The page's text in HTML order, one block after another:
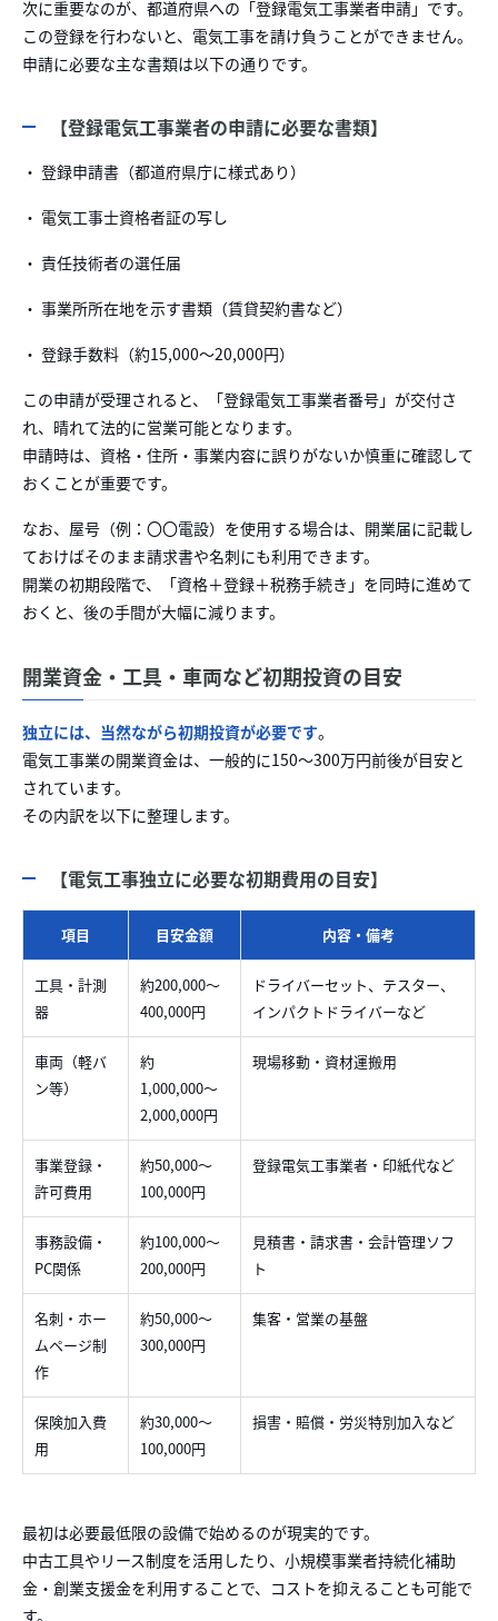
次に重要なのが、都道府県への「登録電気工事業者申請」です。
この登録を行わないと、電気工事を請け負うことができません。
申請に必要な主な書類は以下の通りです。
【登録電気工事業者の申請に必要な書類】
・ 登録申請書（都道府県庁に様式あり）
・ 電気工事士資格者証の写し
・ 責任技術者の選任届
・ 事業所所在地を示す書類（賃貸契約書など）
・ 登録手数料（約15,000〜20,000円）
この申請が受理されると、「登録電気工事業者番号」が交付さ
れ、晴れて法的に営業可能となります。
申請時は、資格・住所・事業内容に誤りがないか慎重に確認して
おくことが重要です。
なお、屋号（例：〇〇電設）を使用する場合は、開業届に記載し
ておけばそのまま請求書や名刺にも利用できます。
開業の初期段階で、「資格＋登録＋税務手続き」を同時に進めて
おくと、後の手間が大幅に減ります。
開業資金・工具・車両など初期投資の目安
独立には、当然ながら初期投資が必要です。
電気工事業の開業資金は、一般的に150〜300万円前後が目安と
されています。
その内訳を以下に整理します。
【電気工事独立に必要な初期費用の目安】
項目 目安金額 内容・備考
工具・計測
器
約200,000〜
400,000円
ドライバーセット、テスター、
インパクトドライバーなど
車両（軽バ
ン等）
約
1,000,000〜
2,000,000円
現場移動・資材運搬用
事業登録・
許可費用
約50,000〜
100,000円
登録電気工事業者・印紙代など
事務設備・
PC関係
約100,000〜
200,000円
見積書・請求書・会計管理ソフ
ト
名刺・ホー
ムページ制
作
約50,000〜
300,000円
集客・営業の基盤
保険加入費
用
約30,000〜
100,000円
損害・賠償・労災特別加入など
最初は必要最低限の設備で始めるのが現実的です。
中古工具やリース制度を活用したり、小規模事業者持続化補助
金・創業支援金を利用することで、コストを抑えることも可能で
す。